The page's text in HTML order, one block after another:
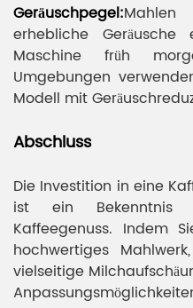
Geräuschpegel:
erhebliche
Maschine früh
Umgebungen
Modell mit
Abschluss
Die Investition in eine
ist ein Bekenntnis
Kaffeegenuss. Indem
hochwertiges
vielseitige